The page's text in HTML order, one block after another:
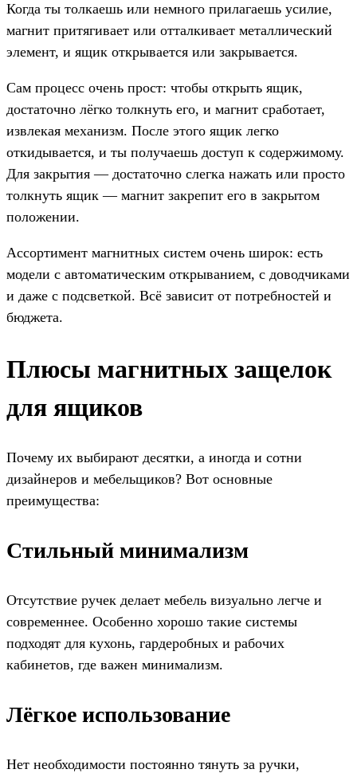
Когда ты толкаешь или немного прилагаешь усилие,
магнит притягивает или отталкивает металлический
элемент, и ящик открывается или закрывается.
Сам процесс очень прост: чтобы открыть ящик,
достаточно лёгко толкнуть его, и магнит сработает,
извлекая механизм. После этого ящик легко
откидывается, и ты получаешь доступ к содержимому.
Для закрытия — достаточно слегка нажать или просто
толкнуть ящик — магнит закрепит его в закрытом
положении.
Ассортимент магнитных систем очень широк: есть
модели с автоматическим открыванием, с доводчиками
и даже с подсветкой. Всё зависит от потребностей и
бюджета.
Плюсы магнитных защелок
для ящиков
Почему их выбирают десятки, а иногда и сотни
дизайнеров и мебельщиков? Вот основные
преимущества:
Стильный минимализм
Отсутствие ручек делает мебель визуально легче и
современнее. Особенно хорошо такие системы
подходят для кухонь, гардеробных и рабочих
кабинетов, где важен минимализм.
Лёгкое использование
Нет необходимости постоянно тянуть за ручки,